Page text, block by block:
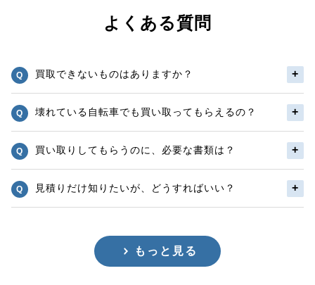
よくある質問
買取できないものはありますか？
壊れている自転車でも買い取ってもらえるの？
買い取りしてもらうのに、必要な書類は？
見積りだけ知りたいが、どうすればいい？
もっと見る